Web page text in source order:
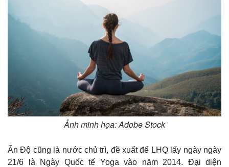
Thế giới
Hồ sơ
Multimedia
Video
E-Magazine
Infographic
Ảnh minh họa: Adobe Stock
Ấn Độ cũng là nước chủ trì, đề xuất để LHQ lấy ngày ngày
21/6 là Ngày Quốc tế Yoga vào năm 2014. Đại diện